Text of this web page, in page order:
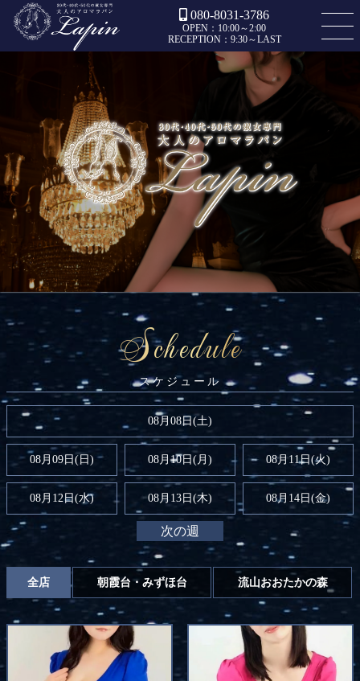
080-8031-3786
OPEN：10:00～2:00
RECEPTION：9:30～LAST
Schedule
08月08日(土)
08月09日( 日) 08月10日(月) 08月11日(火)
08月12日(水) 08月13日(木) 08月14日(金)
次の週
全店 朝霞台・みずほ台 流山おおたかの森